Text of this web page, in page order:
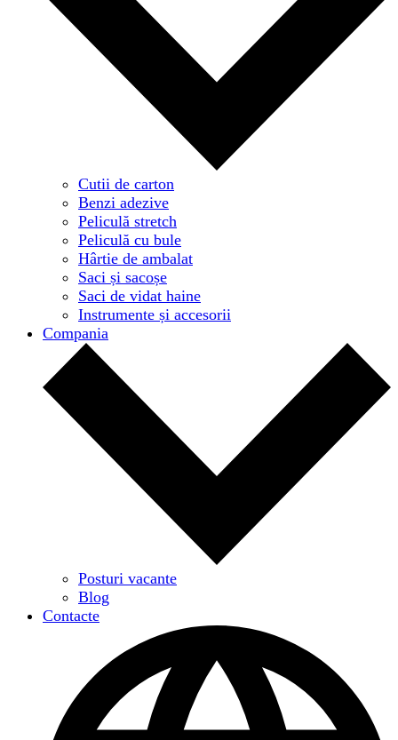
Cutii de carton
Benzi adezive
Peliculă stretch
Peliculă cu bule
Hârtie de ambalat
Saci și sacoșe
Saci de vidat haine
Instrumente și accesorii
Compania
Posturi vacante
Blog
Contacte